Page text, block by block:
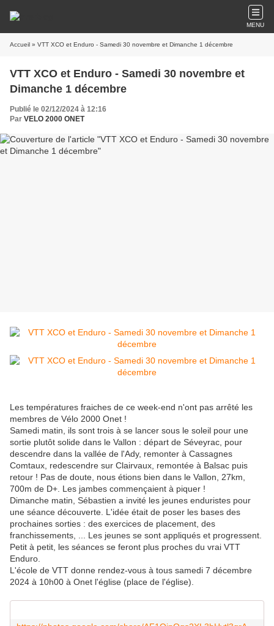
MENU
Accueil » VTT XCO et Enduro - Samedi 30 novembre et Dimanche 1 décembre
VTT XCO et Enduro - Samedi 30 novembre et
Dimanche 1 décembre
Publié le 02/12/2024 à 12:16
Par VELO 2000 ONET
Les températures fraiches de ce week-end n'ont pas arrêté les
membres de Vélo 2000 Onet !
Samedi matin, ils sont trois à se lancer sous le soleil pour une
sortie plutôt solide dans le Vallon : départ de Séveyrac, pour
descendre dans la vallée de l'Ady, remonter à Cassagnes
Comtaux, redescendre sur Clairvaux, remontée à Balsac puis
retour ! Pas de doute, nous étions bien dans le Vallon, 27km,
700m de D+. Les jambes commençaient à piquer !
Dimanche matin, Sébastien a invité les jeunes enduristes pour
une séance découverte. L'idée était de poser les bases des
prochaines sorties : des exercices de placement, des
franchissements, ... Les jeunes se sont appliqués et progressent.
Petit à petit, les séances se feront plus proches du vrai VTT
Enduro.
L'école de VTT donne rendez-vous à tous samedi 7 décembre
2024 à 10h00 à Onet l'église (place de l'église).